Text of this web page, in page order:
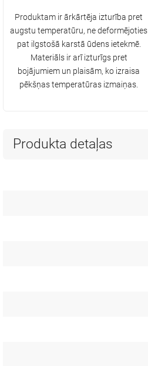
Produktam ir ārkārtēja izturība pret
augstu temperatūru, ne deformējoties
pat ilgstošā karstā ūdens ietekmē.
Materiāls ir arī izturīgs pret
bojājumiem un plaisām, ko izraisa
pēkšņas temperatūras izmaiņas.
Produkta detaļas